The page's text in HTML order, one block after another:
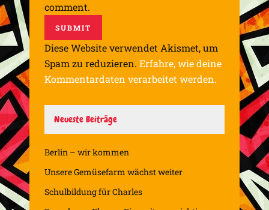
comment.
Diese Website verwendet Akismet, um
Spam zu reduzieren. Erfahre, wie deine
Kommentardaten verarbeitet werden.
Neueste Beiträge
Berlin – wir kommen
Unsere Gemüsefarm wächst weiter
Schulbildung für Charles